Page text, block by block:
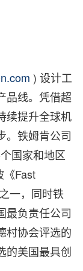
) 设计工
品线。凭借超
续提升全球机
。铁姆肯公司
国家和地区
《Fast
一，同时铁
最负责任公司
村协会评选的
的美国最具创